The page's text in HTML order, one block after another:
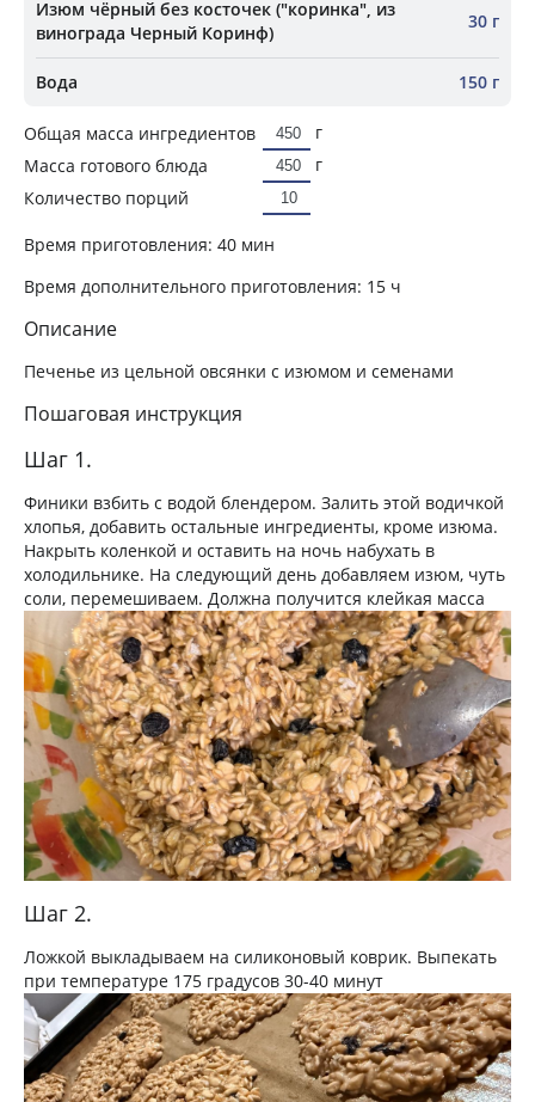
Изюм чёрный без косточек ("коринка", из
винограда Черный Коринф)
30 г
Вода 150 г
Общая масса ингредиентов
г
Масса готового блюда
г
Количество порций
Время приготовления: 40 мин
Время дополнительного приготовления: 15 ч
Описание
Печенье из цельной овсянки с изюмом и семенами
Пошаговая инструкция
Шаг 1.
Финики взбить с водой блендером. Залить этой водичкой
хлопья, добавить остальные ингредиенты, кроме изюма.
Накрыть коленкой и оставить на ночь набухать в
холодильнике. На следующий день добавляем изюм, чуть
соли, перемешиваем. Должна получится клейкая масса
Шаг 2.
Ложкой выкладываем на силиконовый коврик. Выпекать
при температуре 175 градусов 30-40 минут